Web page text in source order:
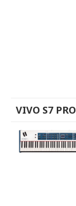
VIVO S7 PRO